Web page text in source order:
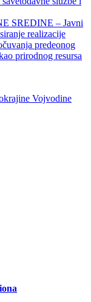
SREDINE – Javni
realizacije
predeonog
prirodnog resursa
Vojvodine